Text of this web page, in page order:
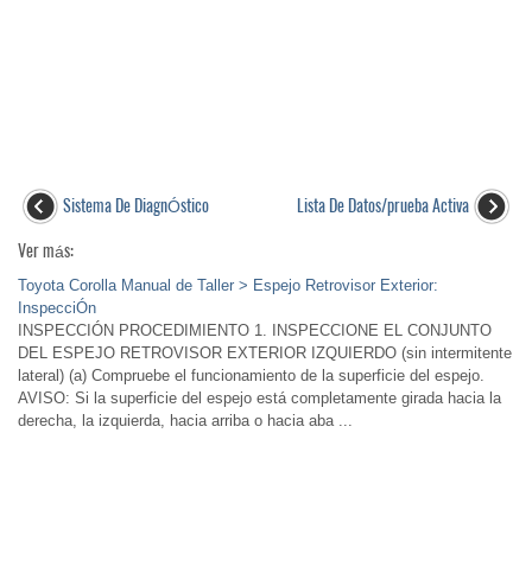
Sistema De DiagnÓstico
Lista De Datos/prueba Activa
Ver más:
Toyota Corolla Manual de Taller > Espejo Retrovisor Exterior:
InspecciÓn
INSPECCIÓN PROCEDIMIENTO 1. INSPECCIONE EL CONJUNTO
DEL ESPEJO RETROVISOR EXTERIOR IZQUIERDO (sin intermitente
lateral) (a) Compruebe el funcionamiento de la superficie del espejo.
AVISO: Si la superficie del espejo está completamente girada hacia la
derecha, la izquierda, hacia arriba o hacia aba ...